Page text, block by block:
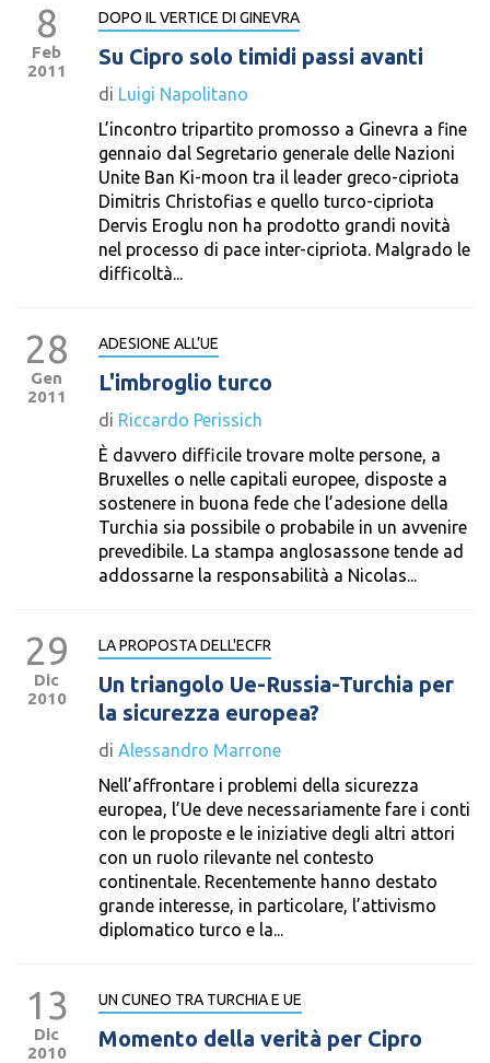
8
Feb
2011
DOPO IL VERTICE DI GINEVRA
Su Cipro solo timidi passi avanti
di Luigi Napolitano
L’incontro tripartito promosso a Ginevra a fine
gennaio dal Segretario generale delle Nazioni
Unite Ban Ki-moon tra il leader greco-cipriota
Dimitris Christofias e quello turco-cipriota
Dervis Eroglu non ha prodotto grandi novità
nel processo di pace inter-cipriota. Malgrado le
difficoltà...
28
Gen
2011
ADESIONE ALL’UE
L'imbroglio turco
di Riccardo Perissich
È davvero difficile trovare molte persone, a
Bruxelles o nelle capitali europee, disposte a
sostenere in buona fede che l’adesione della
Turchia sia possibile o probabile in un avvenire
prevedibile. La stampa anglosassone tende ad
addossarne la responsabilità a Nicolas...
29
Dic
2010
LA PROPOSTA DELL'ECFR
Un triangolo Ue-Russia-Turchia per
la sicurezza europea?
di Alessandro Marrone
Nell’affrontare i problemi della sicurezza
europea, l’Ue deve necessariamente fare i conti
con le proposte e le iniziative degli altri attori
con un ruolo rilevante nel contesto
continentale. Recentemente hanno destato
grande interesse, in particolare, l’attivismo
diplomatico turco e la...
13
Dic
2010
UN CUNEO TRA TURCHIA E UE
Momento della verità per Cipro